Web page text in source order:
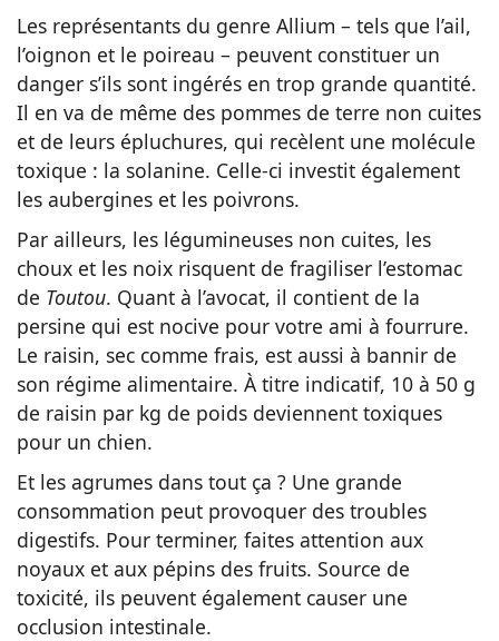
Les représentants du genre Allium – tels que l’ail,
l’oignon et le poireau – peuvent constituer un
danger s’ils sont ingérés en trop grande quantité.
Il en va de même des pommes de terre non cuites
et de leurs épluchures, qui recèlent une molécule
toxique : la solanine. Celle-ci investit également
les aubergines et les poivrons.
Par ailleurs, les légumineuses non cuites, les
choux et les noix risquent de fragiliser l’estomac
de Toutou. Quant à l’avocat, il contient de la
persine qui est nocive pour votre ami à fourrure.
Le raisin, sec comme frais, est aussi à bannir de
son régime alimentaire. À titre indicatif, 10 à 50 g
de raisin par kg de poids deviennent toxiques
pour un chien.
Et les agrumes dans tout ça ? Une grande
consommation peut provoquer des troubles
digestifs. Pour terminer, faites attention aux
noyaux et aux pépins des fruits. Source de
toxicité, ils peuvent également causer une
occlusion intestinale.